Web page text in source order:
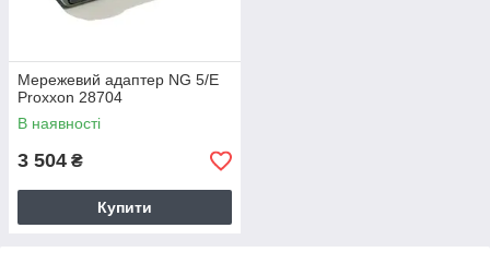
Мережевий адаптер NG 5/Е
Proxxon 28704
В наявності
3 504 ₴
Купити